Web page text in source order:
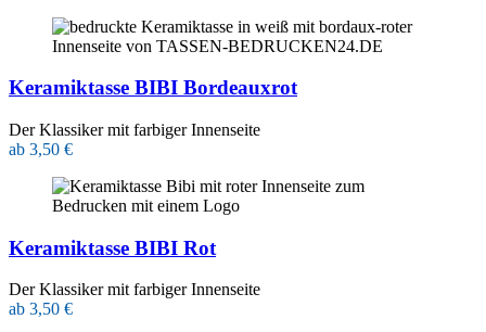
Keramiktasse BIBI Bordeauxrot
Der Klassiker mit farbiger Innenseite
ab 3,50 €
Keramiktasse BIBI Rot
Der Klassiker mit farbiger Innenseite
ab 3,50 €